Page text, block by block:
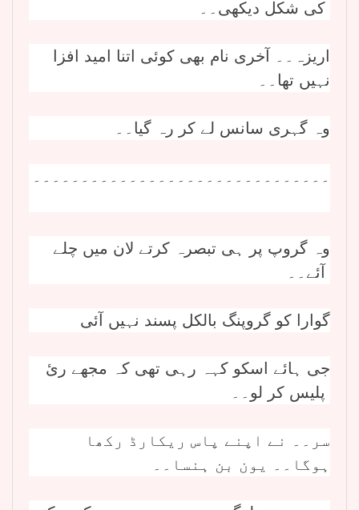
اریزہ۔۔ آخری نام بھی کوئی اتنا امید افزا
نہیں تھا۔۔
وہ گہری سانس لے کر رہ گیا۔۔
۔۔۔۔۔۔۔۔۔۔۔۔۔۔۔۔۔۔۔۔۔۔۔۔۔۔۔۔۔۔۔
وہ گروپ پر ہی تبصرہ کرتے لان میں چلے
گوارا کو گروپنگ بالکل پسند نہیں آئی
جی ہائے اسکو کہہ رہی تھی کہ مجھے رئ
سر۔۔ نے اپنے پاس ریکارڈ رکھا
ہوگا۔۔ یون بن ہنسا۔۔